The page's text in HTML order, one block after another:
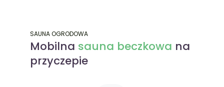
Kontakt
SAUNA OGRODOWA
Mobilna sauna beczkowa na
przyczepie